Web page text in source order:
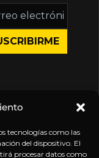
tecnologías como las
del dispositivo. El
procesar datos como